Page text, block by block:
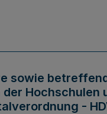
sowie
Hochschulen
-